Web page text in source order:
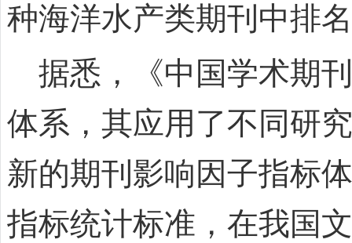
种海洋水产类期刊中排
据悉，《中国学术期
体系，其应用了不同研
新的期刊影响因子指标
指标统计标准，在我国